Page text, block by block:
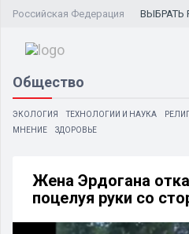
Российская Федерация ВЫБРАТЬ
Общество
ЭКОЛОГИЯ ТЕХНОЛОГИИ И НАУКА
МНЕНИЕ
ЗДОРОВЬЕ
Жена Эрдогана
поцелуя руки со